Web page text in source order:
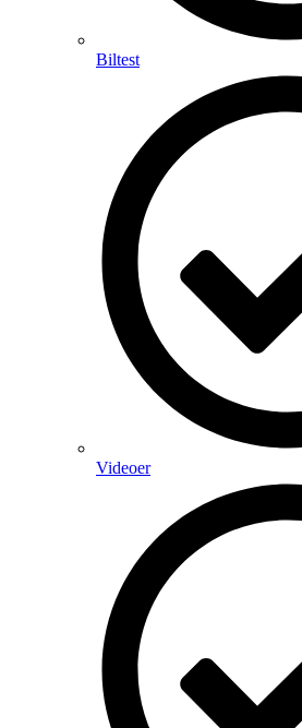
Biltest
Videoer